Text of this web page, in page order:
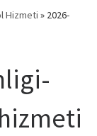
Hizmeti » 2026-